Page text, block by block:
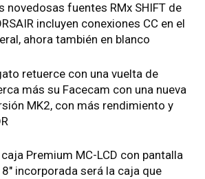
novedosas fuentes RMx SHIFT de
incluyen conexiones CC en el
ahora también en blanco
retuerce con una vuelta de
más su Facecam con una nueva
MK2, con más rendimiento y
caja Premium MC-LCD con pantalla
8″ incorporada será la caja que